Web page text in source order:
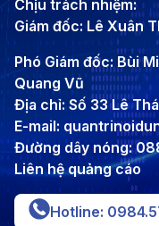
Chịu trách nhiệm:
Giám đốc: Lê Xuân
Phó Giám đốc: Bùi
Quang Vũ
Địa chỉ: Số 33 Lê
E-mail:
Đường dây nóng:
Liên hệ quảng cáo
Hotline: